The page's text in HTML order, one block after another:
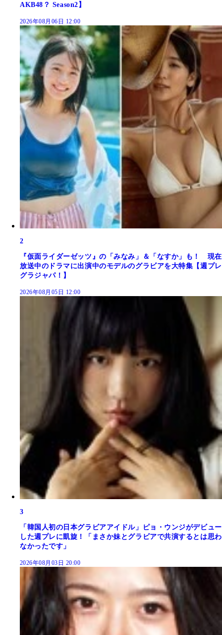
AKB48？ Season2】
2026年08月06日 12:00
2
『仮面ライダーゼッツ』の「みなみ」＆「なすか」も！ 現在
放送中のドラマに出演中のモデルのグラビアを大特集【週プレ
グラジャパ！】
2026年08月05日 12:00
3
「韓国人初の日本グラビアアイドル」ピョ・ウンジがデビュー
した週プレに凱旋！「まさか妹とグラビアで共演するとは思わ
なかったです」
2026年08月03日 20:00